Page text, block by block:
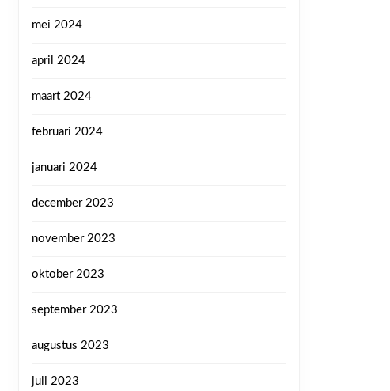
mei 2024
april 2024
maart 2024
februari 2024
januari 2024
december 2023
november 2023
oktober 2023
september 2023
augustus 2023
juli 2023